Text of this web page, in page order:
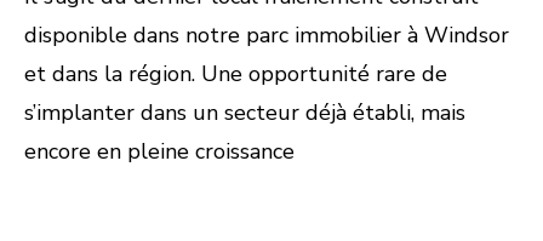
disponible dans notre parc immobilier à Windsor
et dans la région. Une opportunité rare de
s’implanter dans un secteur déjà établi, mais
encore en pleine croissance